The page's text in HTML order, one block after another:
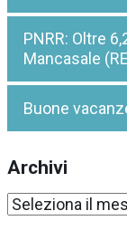
PNRR: Oltre
Mancasale
Buone
Archivi
Archivi